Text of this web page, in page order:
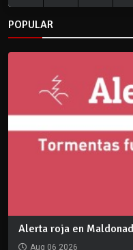
POPULAR
Alerta roja en
Aug 06 2026